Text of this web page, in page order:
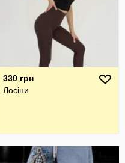
330 грн
Лосіни